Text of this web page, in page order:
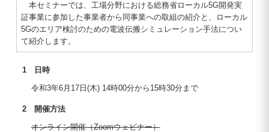
本セミナーでは、工場分野における総務省ローカル5G開発実
証事業に参加した事業者から同事業への取組の紹介と、ローカル
5Gのエリア検討のための電波伝搬シミュレーション手法につい
て紹介します。
1 日時
令和3年6月17日(木) 14時00分から15時30分まで
2 開催方法
オンライン開催（Zoomウェビナー）